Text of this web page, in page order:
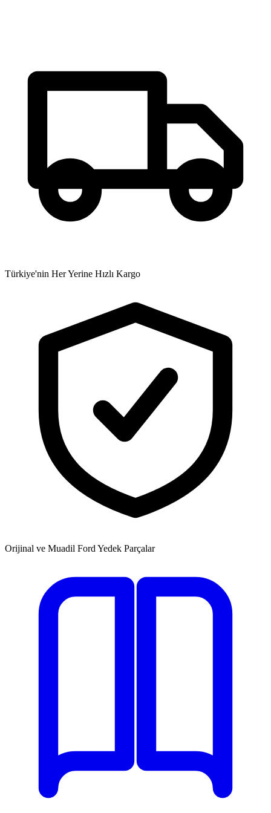
Türkiye'nin Her Yerine Hızlı Kargo
Orijinal ve Muadil Ford Yedek Parçalar